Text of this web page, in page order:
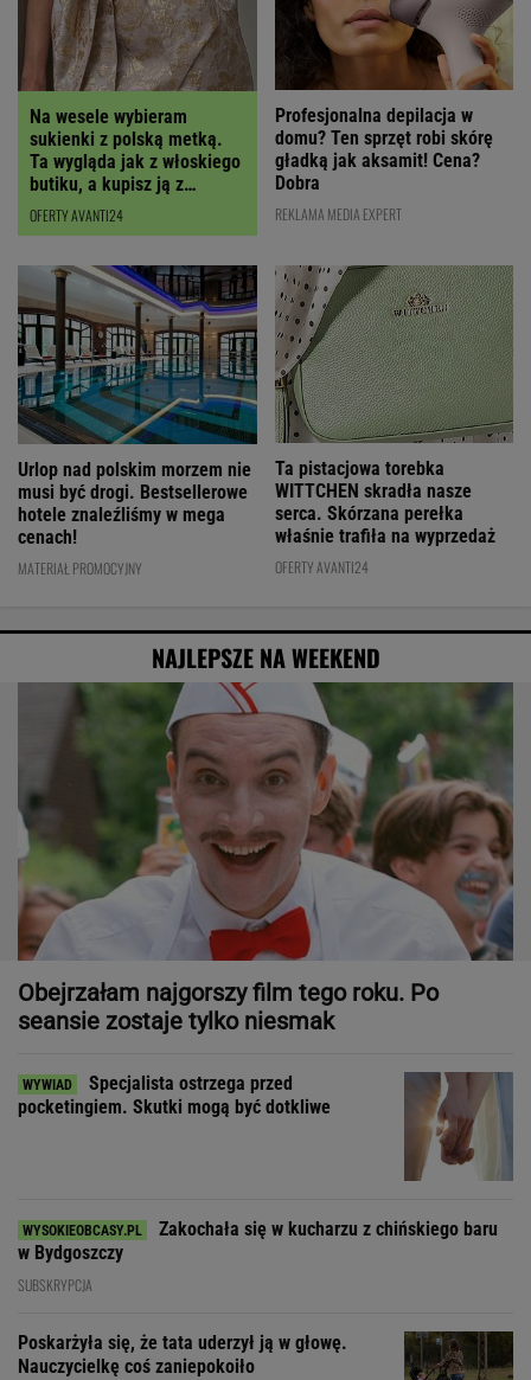
Na wesele wybieram
sukienki z polską metką.
Ta wygląda jak z włoskiego
butiku, a kupisz ją z
RABATEM
OFERTY AVANTI24
Profesjonalna depilacja w
domu? Ten sprzęt robi skórę
gładką jak aksamit! Cena?
Dobra
REKLAMA MEDIA EXPERT
Urlop nad polskim morzem nie
musi być drogi. Bestsellerowe
hotele znaleźliśmy w mega
cenach!
MATERIAŁ PROMOCYJNY
Ta pistacjowa torebka
WITTCHEN skradła nasze
serca. Skórzana perełka
właśnie trafiła na wyprzedaż
OFERTY AVANTI24
NAJLEPSZE NA WEEKEND
Obejrzałam najgorszy film tego roku. Po
seansie zostaje tylko niesmak
Specjalista ostrzega przed
pocketingiem. Skutki mogą być dotkliwe
Zakochała się w kucharzu z chińskiego baru
w Bydgoszczy
SUBSKRYPCJA
Poskarżyła się, że tata uderzył ją w głowę.
Nauczycielkę coś zaniepokoiło